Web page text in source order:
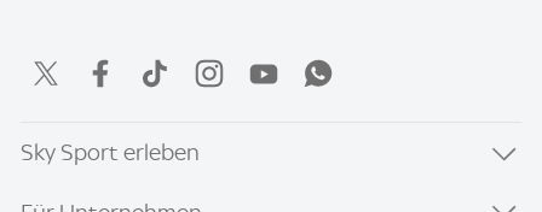
Sky Sport erleben